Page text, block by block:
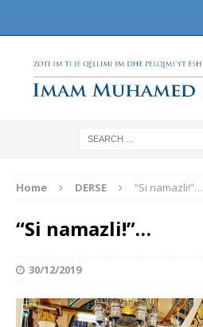
Home DERSE “Si namazli!”…
“Si namazli!”…
30/12/2019